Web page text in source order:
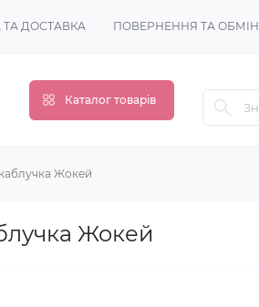
ДОСТАВКА ПОВЕРНЕННЯ ТА ОБМІН
Каталог товарів
Жокей
Жокей